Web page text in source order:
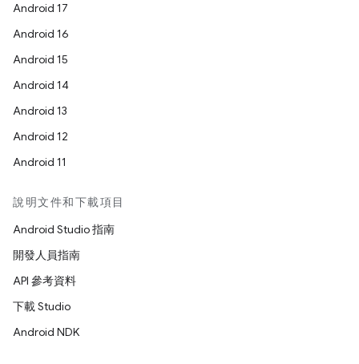
Android 17
Android 16
Android 15
Android 14
Android 13
Android 12
Android 11
說明文件和下載項目
Android Studio 指南
開發人員指南
API 參考資料
下載 Studio
Android NDK